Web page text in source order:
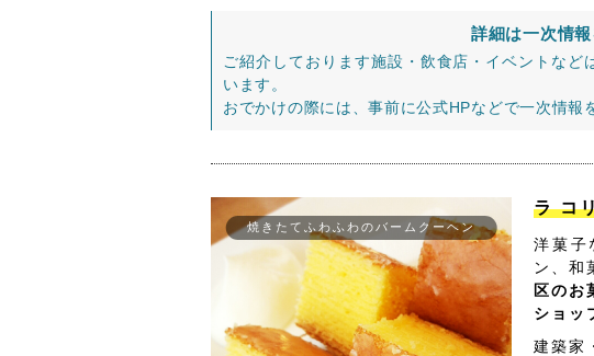
詳細は一次情
ご紹介しております施設・飲食店・イベントな
います。
おでかけの際には、事前に公式HPなどで一次情報
焼きたてふわふわのバームクーヘン
ラ コ
洋菓子
ン、和
区のお
ショッ
建築家